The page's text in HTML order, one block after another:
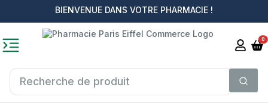
BIENVENUE DANS VOTRE PHARMACIE !
0